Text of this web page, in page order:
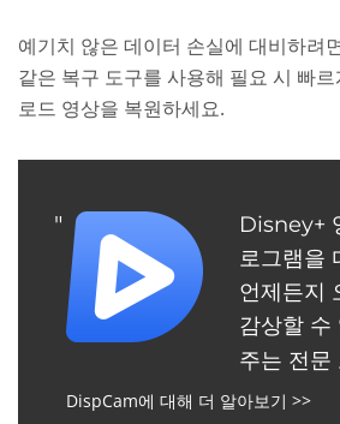
예기치 않은 데이터 손실에 대비하려
같은 복구 도구를 사용해 필요 시 빠
로드 영상을 복원하세요.
Disney+
로그램을
언제든지
감상할 수
주는 전문
DispCam에 대해 더 알아보기 >>